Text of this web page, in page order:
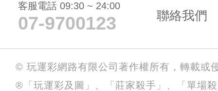
客服電話 09:30 ~ 24:00
07-9700123 聯絡我們
© 玩運彩網路有限公司著作權所有，轉載或
®「玩運彩及圖」、「莊家殺手」、「單場